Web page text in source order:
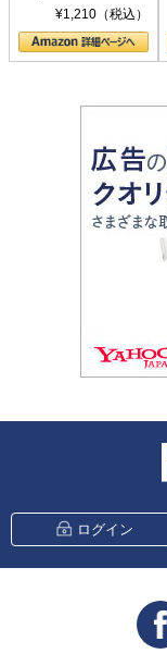
シリーズ)¥1,210（税込）
ログイン